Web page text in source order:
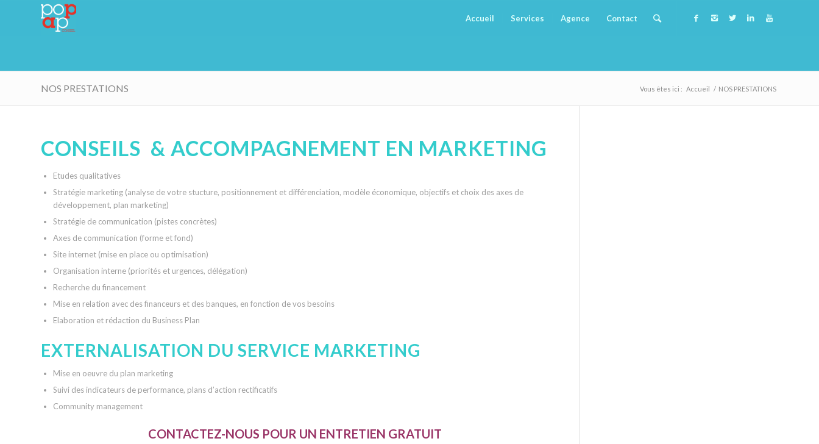
Accueil Services Agence Contact
NOS PRESTATIONS Vous êtes ici : Accueil / NOS PRESTATIONS
CONSEILS & ACCOMPAGNEMENT EN MARKETING
Etudes qualitatives
Stratégie marketing (analyse de votre stucture, positionnement et différenciation, modèle économique, objectifs et choix des axes de
développement, plan marketing)
Stratégie de communication (pistes concrètes)
Axes de communication (forme et fond)
Site internet (mise en place ou optimisation)
Organisation interne (priorités et urgences, délégation)
Recherche du financement
Mise en relation avec des financeurs et des banques, en fonction de vos besoins
Elaboration et rédaction du Business Plan
EXTERNALISATION DU SERVICE MARKETING
Mise en oeuvre du plan marketing
Suivi des indicateurs de performance, plans d’action rectificatifs
Community management
CONTACTEZ-NOUS POUR UN ENTRETIEN GRATUIT